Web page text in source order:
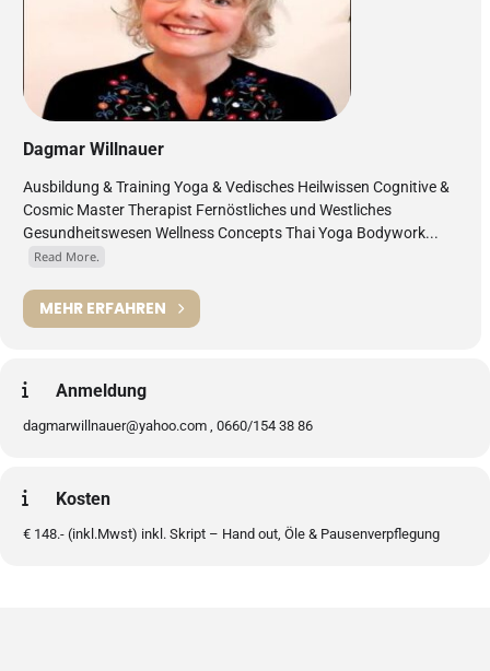
Durch das Lauschen wohltuender Klänge der Heilmantren, wird die
Regenerationsfähigkeit intensiviert.
Dagmar Willnauer
Ausbildung & Training Yoga & Vedisches Heilwissen Cognitive &
Cosmic Master Therapist Fernöstliches und Westliches
Gesundheitswesen Wellness Concepts Thai Yoga Bodywork...
Read More.
MEHR ERFAHREN
Anmeldung
dagmarwillnauer@yahoo.com , 0660/154 38 86
Kosten
€ 148.- (inkl.Mwst) inkl. Skript – Hand out, Öle & Pausenverpflegung